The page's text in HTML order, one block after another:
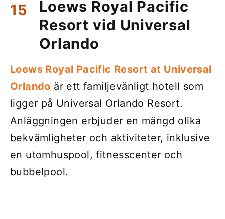
Loews Royal Pacific
Resort vid Universal
Orlando
Loews Royal Pacific Resort at Universal
Orlando är ett familjevänligt hotell som
ligger på Universal Orlando Resort.
Anläggningen erbjuder en mängd olika
bekvämligheter och aktiviteter, inklusive
en utomhuspool, fitnesscenter och
bubbelpool.